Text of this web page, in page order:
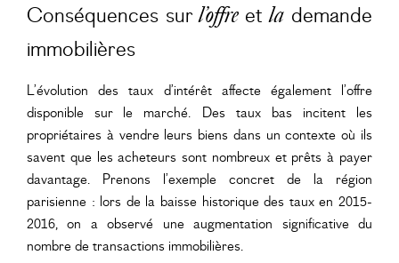
Conséquences surl’offreetla demande
immobilières
L’évolution des taux d’intérêt affecte également l’offre
disponible sur le marché. Des taux bas incitent les
propriétaires à vendre leurs biens dans un contexte où ils
savent que les acheteurs sont nombreux et prêts à payer
davantage. Prenons l’exemple concret de la région
parisienne : lors de la baisse historique des taux en 2015-
2016, on a observé une augmentation significative du
nombre de transactions immobilières.